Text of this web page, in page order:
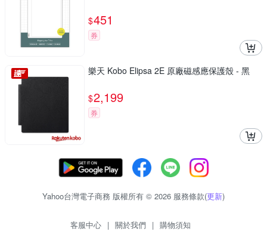
$451
券
樂天 Kobo Elipsa 2E 原廠磁感應保護殼 - 黑
$2,199
券
Yahoo台灣電子商務 版權所有 © 2026 服務條款(更新)
客服中心 | 關於我們 | 購物須知